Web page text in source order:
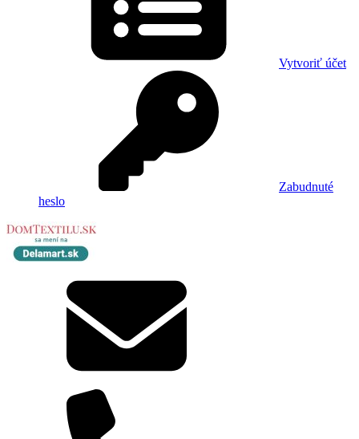
Vytvoriť účet
Zabudnuté
heslo